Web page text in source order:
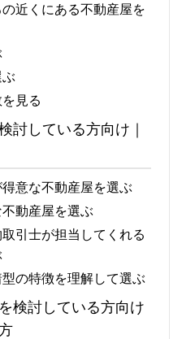
近くにある不動産屋を
見る
討している方向け｜
意な不動産屋を選ぶ
動産屋を選ぶ
引士が担当してくれる
の特徴を理解して選ぶ
検討している方向け